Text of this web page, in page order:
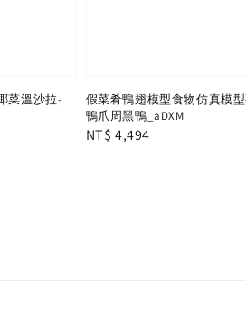
菜溫沙拉-
假菜肴鴨翅模型食物仿真模
鴨爪周黑鴨_aDXM
Regular
NT$ 4,494